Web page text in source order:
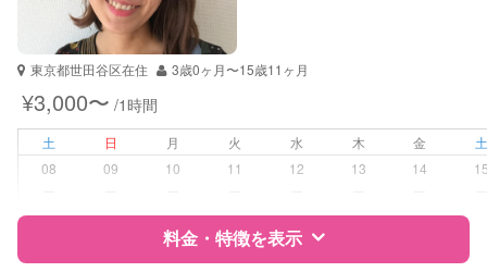
TOEFL
英検
保育士
学校/塾の補習・宿題 小学生
算数
理科
社会
東京都世田谷区在住 3歳0ヶ月〜15歳11ヶ月
¥3,000〜 /1時間
土 日 月 火 水 木 金
08
09 10 11 12 13 14
料金・特徴を表示